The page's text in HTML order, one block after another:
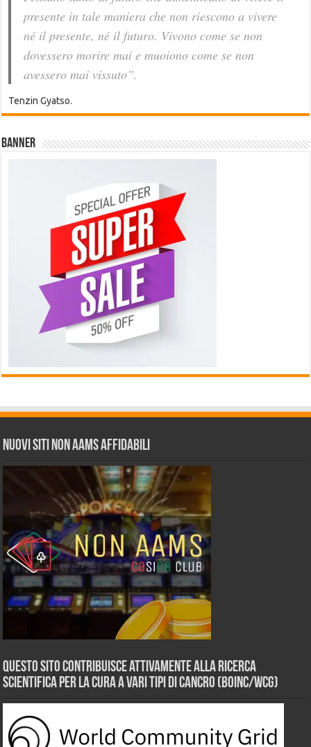
presente in tale maniera che non riescono a vivere
né il presente, né il futuro. Vivono come se non
dovessero morire mai e muoiono come se non
avessero mai vissuto”.
Tenzin Gyatso.
Banner
Nuovi siti non AAMS affidabili
Questo sito contribuisce attivamente alla ricerca
scientifica per la cura a vari tipi di Cancro (BOINC/WCG)